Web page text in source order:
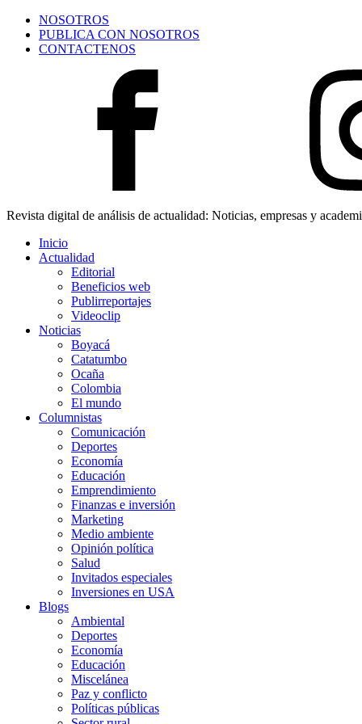
NOSOTROS
PUBLICA CON NOSOTROS
CONTACTENOS
Revista digital de análisis de actualidad: Noticias, empresas y
Inicio
Actualidad
Editorial
Beneficios web
Publirreportajes
Videoclip
Noticias
Boyacá
Catatumbo
Ocaña
Colombia
El mundo
Columnistas
Comunicación
Deportes
Economía
Educación
Emprendimiento
Finanzas e inversión
Marketing
Medio ambiente
Opinión política
Salud
Invitados especiales
Inversiones en USA
Blogs
Ambiental
Deportes
Economía
Educación
Miscelánea
Paz y conflicto
Políticas públicas